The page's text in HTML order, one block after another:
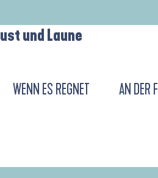
und Laune
WENN ES REGNET AN DER